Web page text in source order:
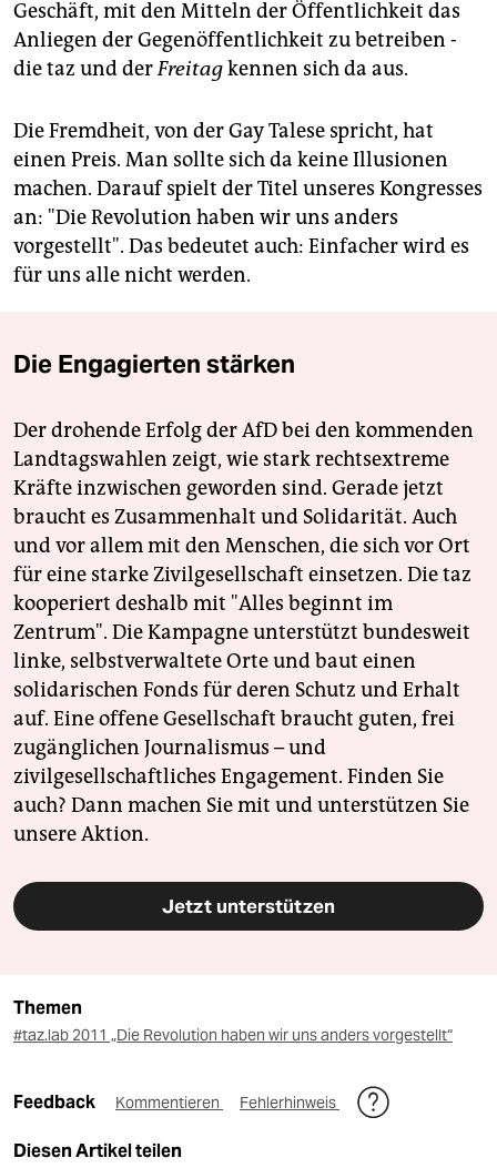
Geschäft, mit den Mitteln der Öffentlichkeit das
Anliegen der Gegenöffentlichkeit zu betreiben -
die taz und derFreitagkennen sich da aus.
Die Fremdheit, von der Gay Talese spricht, hat
einen Preis. Man sollte sich da keine Illusionen
machen. Darauf spielt der Titel unseres Kongresses
an: "Die Revolution haben wir uns anders
vorgestellt". Das bedeutet auch: Einfacher wird es
für uns alle nicht werden.
Die Engagierten stärken
Der drohende Erfolg der AfD bei den kommenden
Landtagswahlen zeigt, wie stark rechtsextreme
Kräfte inzwischen geworden sind. Gerade jetzt
braucht es Zusammenhalt und Solidarität. Auch
und vor allem mit den Menschen, die sich vor Ort
für eine starke Zivilgesellschaft einsetzen. Die taz
kooperiert deshalb mit "Alles beginnt im
Zentrum". Die Kampagne unterstützt bundesweit
linke, selbstverwaltete Orte und baut einen
solidarischen Fonds für deren Schutz und Erhalt
auf. Eine offene Gesellschaft braucht guten, frei
zugänglichen Journalismus – und
zivilgesellschaftliches Engagement. Finden Sie
auch? Dann machen Sie mit und unterstützen Sie
unsere Aktion.
Jetzt unterstützen
Themen
#taz.lab 2011 „Die Revolution haben wir uns anders vorgestellt“
Feedback Kommentieren Fehlerhinweis
Diesen Artikel teilen